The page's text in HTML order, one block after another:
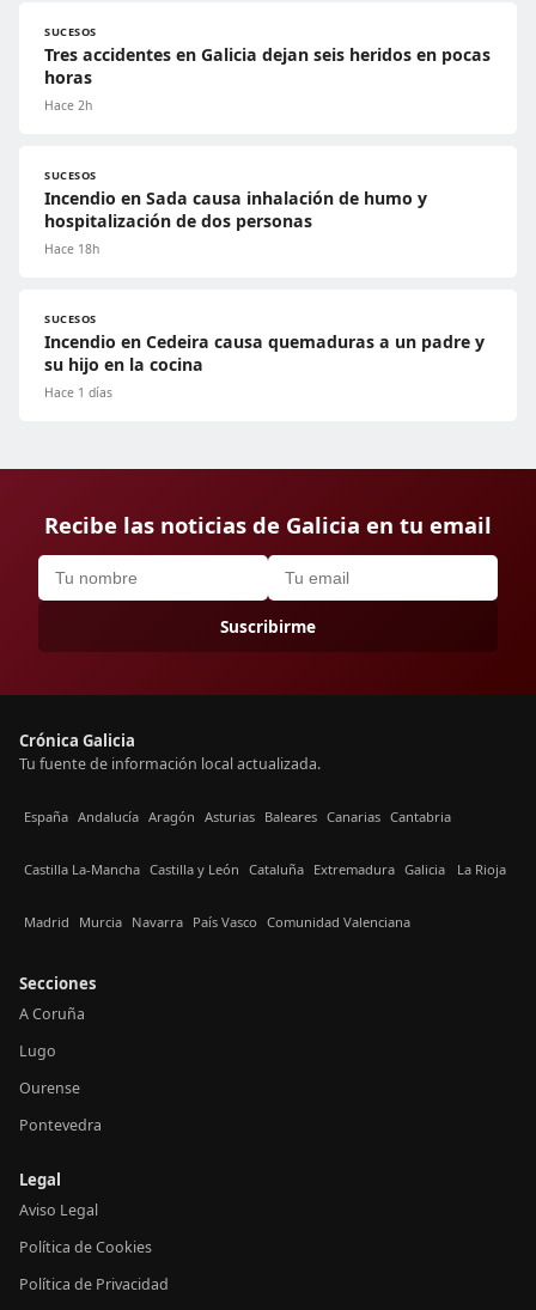
SUCESOS
Tres accidentes en Galicia dejan seis heridos en pocas
horas
Hace 2h
SUCESOS
Incendio en Sada causa inhalación de humo y
hospitalización de dos personas
Hace 18h
SUCESOS
Incendio en Cedeira causa quemaduras a un padre y
su hijo en la cocina
Hace 1 días
Recibe las noticias de Galicia en tu email
Suscribirme
Crónica Galicia
Tu fuente de información local actualizada.
España Andalucía Aragón Asturias Baleares Canarias Cantabria
Castilla La-Mancha Castilla y León Cataluña Extremadura Galicia La Rioja
Madrid Murcia Navarra País Vasco Comunidad Valenciana
Secciones
A Coruña
Lugo
Ourense
Pontevedra
Legal
Aviso Legal
Política de Cookies
Política de Privacidad